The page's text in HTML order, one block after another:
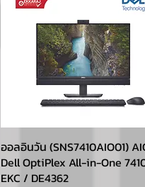
ออลอินวัน (SNS7410AIO01)
Dell OptiPlex All-in-One
EKC / DE4362